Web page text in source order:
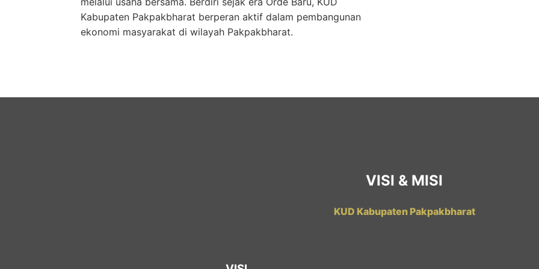
Kabupaten Pakpakbharat berperan aktif dalam pembangunan
ekonomi masyarakat di wilayah Pakpakbharat.
VISI & MISI
KUD Kabupaten Pakpakbharat